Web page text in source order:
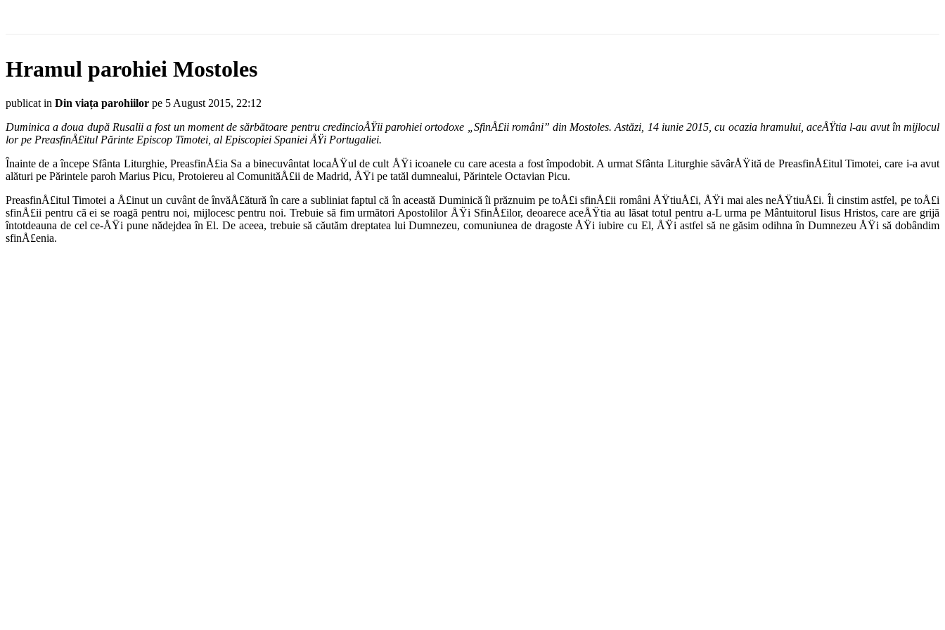
Hramul parohiei Mostoles
publicat in Din viața parohiilor pe 5 August 2015, 22:12
Duminica a doua după Rusalii a fost un moment de sărbătoare pentru credincioÅŸii parohiei or­todoxe „SfinÅ£ii români” din Mostoles. As­tăzi, 14 iunie 2015, cu ocazia hramului, aceÅŸtia l-au avut în mijlocul
lor pe PreasfinÅ£itul Părinte Episcop Timotei, al Episcopiei Spaniei ÅŸi Portugaliei.
Înainte de a începe Sfânta Liturghie, Preasfin­Å£ia Sa a binecuvântat locaÅŸul de cult ÅŸi icoanele cu care acesta a fost împo­dobit. A urmat Sfânta Liturghie săvârÅŸită de PreasfinÅ£itul Timotei, care i-a avut
alături pe Părintele paroh Marius Picu, Protoiereu al ComunităÅ£ii de Madrid, ÅŸi pe tatăl dum­nealui, Părintele Octavian Picu.
PreasfinÅ£itul Timotei a Å£inut un cuvânt de învă­Å£ătură în care a subliniat faptul că în această Dumi­nică îi prăznuim pe toÅ£i sfinÅ£ii români ÅŸtiuÅ£i, ÅŸi mai ales neÅŸtiuÅ£i. Îi cinstim ast­fel, pe toÅ£i
sfinÅ£ii pentru că ei se roagă pentru noi, mij­locesc pentru noi. Trebuie să fim următori Apostoli­lor ÅŸi SfinÅ£ilor, deoarece aceÅŸtia au lăsat totul pentru a-L urma pe Mântuitorul Iisus Hristos, care are grijă
întotdeauna de cel ce-ÅŸi pune nădejdea în El. De aceea, trebuie să căutăm dreptatea lui Dumne­zeu, comuniunea de dragoste ÅŸi iubire cu El, ÅŸi astfel să ne găsim odihna în Dum­nezeu ÅŸi să dobândim
sfinÅ£enia.